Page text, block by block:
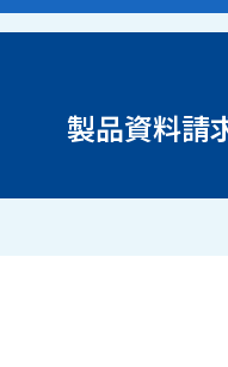
製品資料請